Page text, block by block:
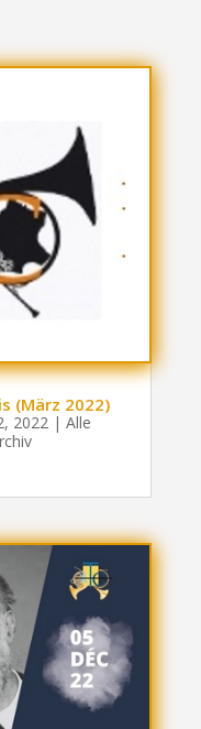
(März 2022)
2022 | Alle